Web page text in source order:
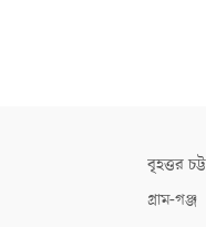
বৃহত্তর
গ্রাম-গঞ্জ